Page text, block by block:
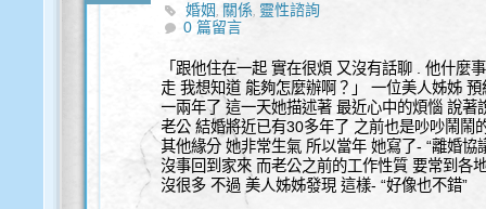
婚姻, 關係, 靈性諮詢
0 篇留言
「跟他住在一起 實在很煩 又沒有話聊 . 他什麼
走 我想知道 能夠怎麼辦啊？」 一位美人姊姊
一兩年了 這一天她描述著 最近心中的煩惱 說
老公 結婚將近已有30多年了 之前也是吵吵鬧鬧
其他緣分 她非常生氣 所以當年 她寫了- “離婚
沒事回到家來 而老公之前的工作性質 要常到各
沒很多 不過 美人姊姊發現 這樣- “好像也不錯”